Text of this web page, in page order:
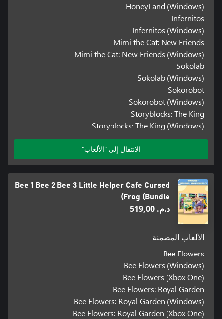
HoneyLand (Windows)
Infernitos
Infernitos (Windows)
Mimi the Cat: New Friends
Mimi the Cat: New Friends (Windows)
Sokolab
Sokolab (Windows)
Sokorobot
Sokorobot (Windows)
Storyblocks: The King
Storyblocks: The King (Windows)
الانتقال إلى "الألعاب"
Bee 1 Bee 2 Bee 3 Little Helper Cafe Cursed
Frog (Bundle)
د.م.‏ 519,00
الألعاب المضمنة
Bee Flowers
Bee Flowers (Windows)
Bee Flowers (Xbox One)
Bee Flowers: Royal Garden
Bee Flowers: Royal Garden (Windows)
Bee Flowers: Royal Garden (Xbox One)